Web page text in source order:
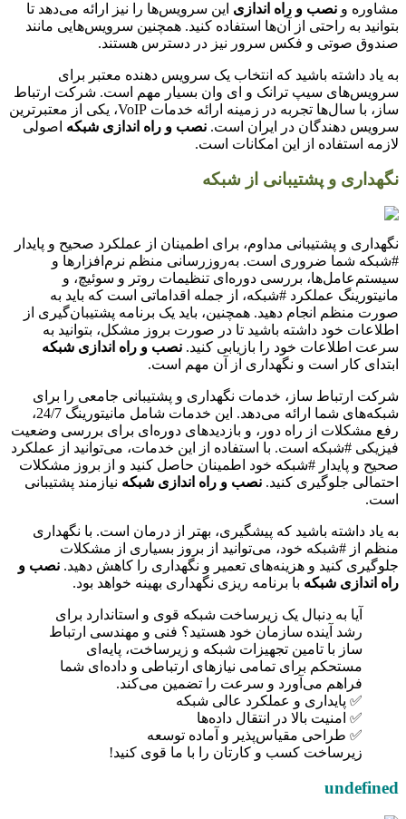
مشاوره و نصب و راه اندازی این سرویس‌ها را نیز ارائه می‌دهد تا
بتوانید به راحتی از آن‌ها استفاده کنید. همچنین سرویس‌هایی مانند
صندوق صوتی و فکس سرور نیز در دسترس هستند.
به یاد داشته باشید که انتخاب یک سرویس دهنده معتبر برای
سرویس‌های سیپ ترانک و ای وان بسیار مهم است. شرکت ارتباط
ساز، با سال‌ها تجربه در زمینه ارائه خدمات VoIP، یکی از معتبرترین
سرویس دهندگان در ایران است. نصب و راه اندازی شبکه اصولی
لازمه استفاده از این امکانات است.
نگهداری و پشتیبانی از شبکه
نگهداری و پشتیبانی مداوم، برای اطمینان از عملکرد صحیح و پایدار
#شبکه شما ضروری است. به‌روزرسانی منظم نرم‌افزارها و
سیستم‌عامل‌ها، بررسی دوره‌ای تنظیمات روتر و سوئیچ، و
مانیتورینگ عملکرد #شبکه، از جمله اقداماتی است که باید به
صورت منظم انجام دهید. همچنین، باید یک برنامه پشتیبان‌گیری از
اطلاعات خود داشته باشید تا در صورت بروز مشکل، بتوانید به
سرعت اطلاعات خود را بازیابی کنید. نصب و راه اندازی شبکه
ابتدای کار است و نگهداری از آن مهم است.
شرکت ارتباط ساز، خدمات نگهداری و پشتیبانی جامعی را برای
شبکه‌های شما ارائه می‌دهد. این خدمات شامل مانیتورینگ 24/7،
رفع مشکلات از راه دور، و بازدیدهای دوره‌ای برای بررسی وضعیت
فیزیکی #شبکه است. با استفاده از این خدمات، می‌توانید از عملکرد
صحیح و پایدار #شبکه خود اطمینان حاصل کنید و از بروز مشکلات
احتمالی جلوگیری کنید. نصب و راه اندازی شبکه نیازمند پشتیبانی
است.
به یاد داشته باشید که پیشگیری، بهتر از درمان است. با نگهداری
منظم از #شبکه خود، می‌توانید از بروز بسیاری از مشکلات
جلوگیری کنید و هزینه‌های تعمیر و نگهداری را کاهش دهید. نصب و
راه اندازی شبکه با برنامه ریزی نگهداری بهینه خواهد بود.
آیا به دنبال یک زیرساخت شبکه قوی و استاندارد برای
رشد آینده سازمان خود هستید؟ فنی و مهندسی ارتباط
ساز با تامین تجهیزات شبکه و زیرساخت، پایه‌ای
مستحکم برای تمامی نیازهای ارتباطی و داده‌ای شما
فراهم می‌آورد و سرعت را تضمین می‌کند.
✅ پایداری و عملکرد عالی شبکه
✅ امنیت بالا در انتقال داده‌ها
✅ طراحی مقیاس‌پذیر و آماده توسعه
زیرساخت کسب و کارتان را با ما قوی کنید!
undefined